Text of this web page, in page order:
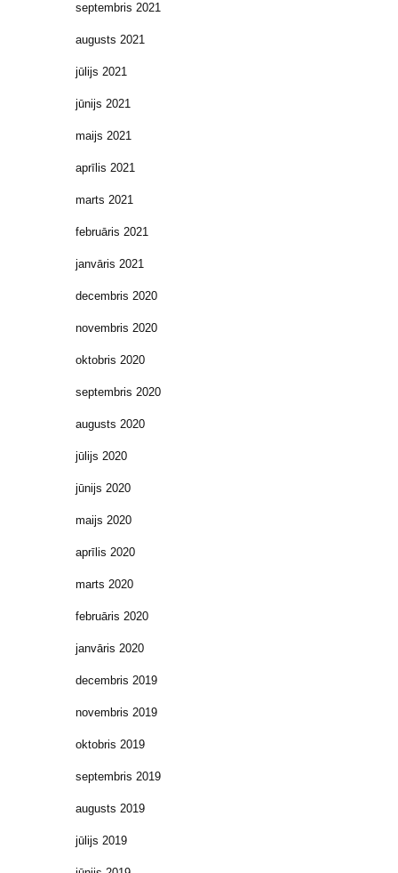
septembris 2021
augusts 2021
jūlijs 2021
jūnijs 2021
maijs 2021
aprīlis 2021
marts 2021
februāris 2021
janvāris 2021
decembris 2020
novembris 2020
oktobris 2020
septembris 2020
augusts 2020
jūlijs 2020
jūnijs 2020
maijs 2020
aprīlis 2020
marts 2020
februāris 2020
janvāris 2020
decembris 2019
novembris 2019
oktobris 2019
septembris 2019
augusts 2019
jūlijs 2019